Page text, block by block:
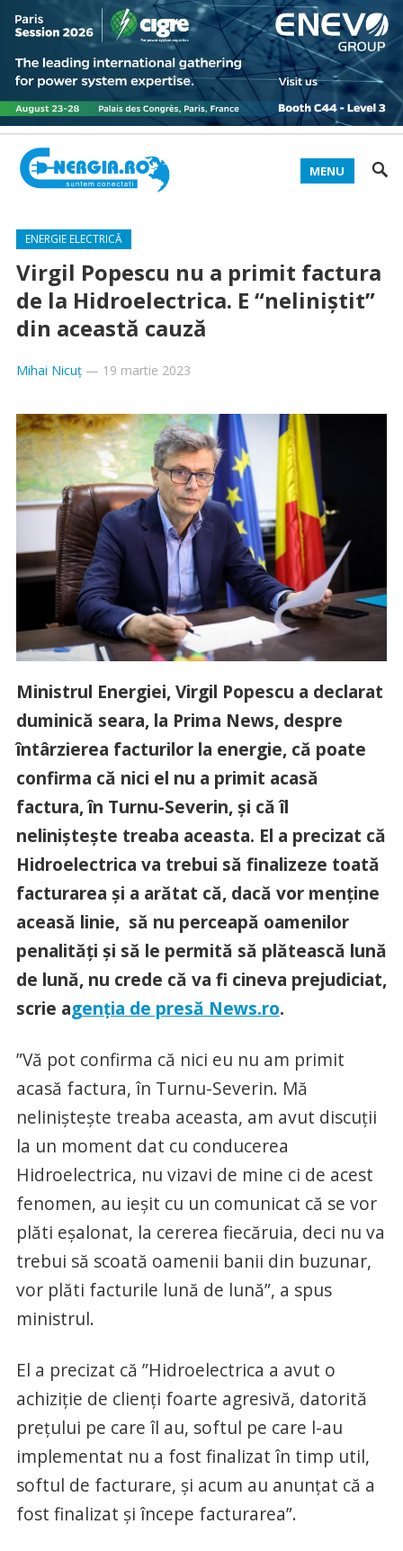
MENU
ENERGIE ELECTRICĂ
Virgil Popescu nu a primit factura
de la Hidroelectrica. E “neliniștit”
din această cauză
Mihai Nicuț— 19 martie 2023
Ministrul Energiei, Virgil Popescu a declarat
duminică seara, la Prima News, despre
întârzierea facturilor la energie, că poate
confirma că nici el nu a primit acasă
factura, în Turnu-Severin, şi că îl
nelinişteşte treaba aceasta. El a precizat că
Hidroelectrica va trebui să finalizeze toată
facturarea şi a arătat că, dacă vor menţine
aceasă linie, să nu perceapă oamenilor
penalităţi şi să le permită să plătească lună
de lună, nu crede că va fi cineva prejudiciat,
scrie agenția de presă News.ro.
”Vă pot confirma că nici eu nu am primit
acasă factura, în Turnu-Severin. Mă
nelinişteşte treaba aceasta, am avut discuţii
la un moment dat cu conducerea
Hidroelectrica, nu vizavi de mine ci de acest
fenomen, au ieşit cu un comunicat că se vor
plăti eşalonat, la cererea fiecăruia, deci nu va
trebui să scoată oamenii banii din buzunar,
vor plăti facturile lună de lună”, a spus
ministrul.
El a precizat că ”Hidroelectrica a avut o
achiziţie de clienţi foarte agresivă, datorită
preţului pe care îl au, softul pe care l-au
implementat nu a fost finalizat în timp util,
softul de facturare, şi acum au anunţat că a
fost finalizat şi începe facturarea”.